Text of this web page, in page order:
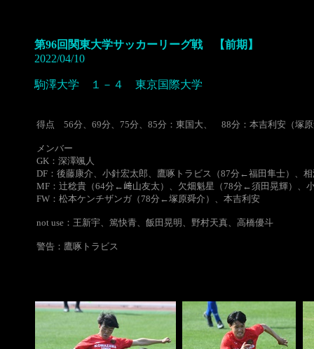
第96回関東大学サッカーリーグ戦 【前期】
2022/04/10
駒澤大学 １－４ 東京国際大学
得点 56分、69分、75分、85分：東国大、 88分：本吉利安（塚
メンバー
GK：深澤颯人
DF：後藤康介、小針宏太郎、鷹啄トラビス（87分←福田隼士）、
MF：辻稔貴（64分←﨑山友太）、欠畑魁星（78分←須田晃輝）、
FW：松本ケンチザンガ（78分←塚原舜介）、本吉利安
not use：王新宇、篤快青、飯田晃明、野村天真、高橋優斗
警告：鷹啄トラビス